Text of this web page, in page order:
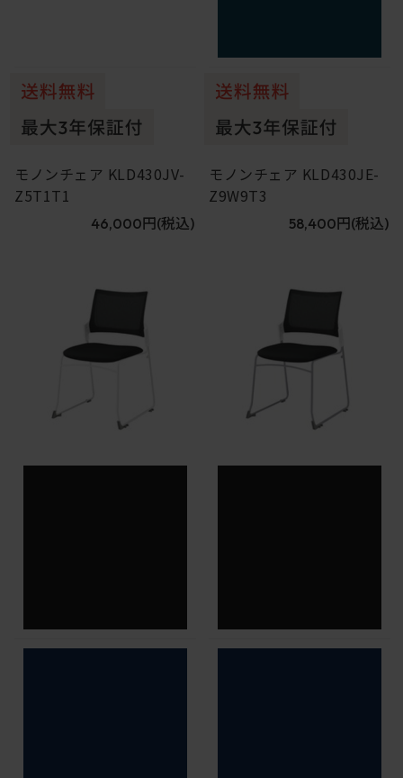
モノンチェア KLD430JV-
Z5T1T1
46,000円 (税込)
モノンチェア KLD430JE-
Z9W9T3
58,400円 (税込)